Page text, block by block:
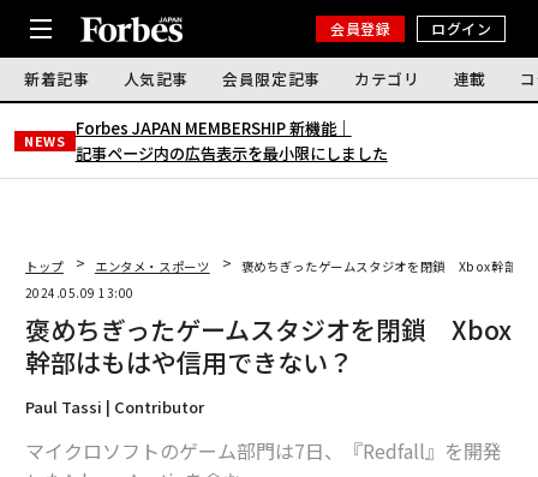
会員登録 ログイン
新着記事 人気記事 会員限定記事 カテゴリ 連載
NEWS
Forbes JAPAN MEMBERSHIP 新機能｜
記事ページ内の広告表示を最小限にしました
トップ エンタメ・スポーツ
褒めちぎったゲームスタジオを閉鎖 Xbox幹部は
2024.05.09 13:00
褒めちぎったゲームスタジオを閉鎖 Xbox
幹部はもはや信用できない？
Paul Tassi | Contributor
マイクロソフトのゲーム部門は7日、『Redfall』を開発